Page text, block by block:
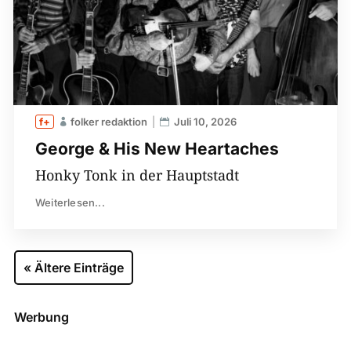
George & His New Heartaches
folker redaktion Juli 10, 2026
Honky Tonk in der Hauptstadt
Weiterlesen...
« Ältere Einträge
Werbung